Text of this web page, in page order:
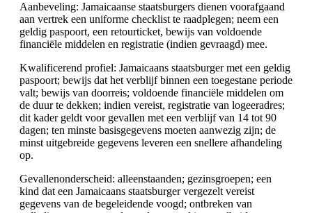
Aanbeveling: Jamaicaanse staatsburgers dienen voorafgaand
aan vertrek een uniforme checklist te raadplegen; neem een
geldig paspoort, een retourticket, bewijs van voldoende
financiële middelen en registratie (indien gevraagd) mee.
Kwalificerend profiel: Jamaicaans staatsburger met een geldig
paspoort; bewijs dat het verblijf binnen een toegestane periode
valt; bewijs van doorreis; voldoende financiële middelen om
de duur te dekken; indien vereist, registratie van logeeradres;
dit kader geldt voor gevallen met een verblijf van 14 tot 90
dagen; ten minste basisgegevens moeten aanwezig zijn; de
minst uitgebreide gegevens leveren een snellere afhandeling
op.
Gevallenonderscheid: alleenstaanden; gezinsgroepen; een
kind dat een Jamaicaans staatsburger vergezelt vereist
gegevens van de begeleidende voogd; ontbreken van